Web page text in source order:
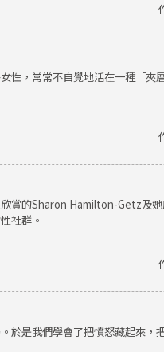
性，常常不自覺地活在一種「夾
賞的Sharon Hamilton-Getz及
社群。
於是我們學會了把憤怒藏起來，